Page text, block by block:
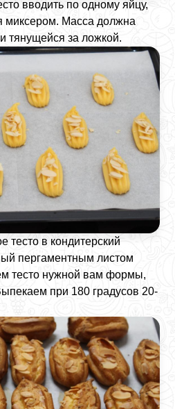
вводить по одному яйцу,
миксером. Масса должна
тянущейся за ложкой.
тесто в кондитерский
пергаментным листом
тесто нужной вам формы,
при 180 градусов 20-